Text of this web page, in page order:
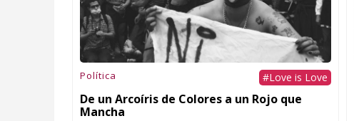
Política #Love is Love
De un Arcoíris de Colores a un Rojo que
Mancha